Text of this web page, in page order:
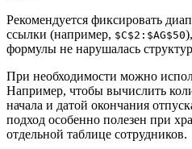
Рекомендуется фиксировать
ссылки (например, $C$2:$AG$50
формулы не нарушалась
При необходимости можно
Например, чтобы вычислить
начала и датой окончания
подход особенно полезен при
отдельной таблице сотрудников.